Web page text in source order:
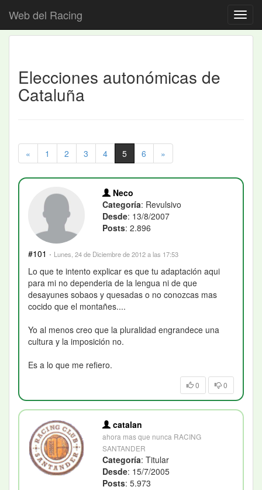
Web del Racing
Elecciones autonómicas de
Cataluña
« 1 2 3 4 5 6 »
Neco
Categoría: Revulsivo
Desde: 13/8/2007
Posts: 2.896
#101 · Lunes, 24 de Diciembre de 2012 a las 17:53
Lo que te intento explicar es que tu adaptación aqui
para mi no dependeria de la lengua ni de que
desayunes sobaos y quesadas o no conozcas mas
cocido que el montañes....
Yo al menos creo que la pluralidad engrandece una
cultura y la imposición no.
Es a lo que me refiero.
0 0
catalan
ahora mas que nunca RACING
SANTANDER
Categoría: Titular
Desde: 15/7/2005
Posts: 5.973